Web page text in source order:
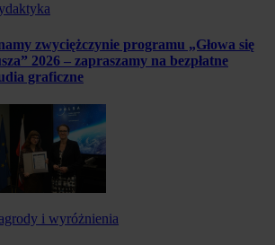
zwyciężczynie programu „Głowa się
2026 – zapraszamy na bezpłatne
graficzne
i wyróżnienia